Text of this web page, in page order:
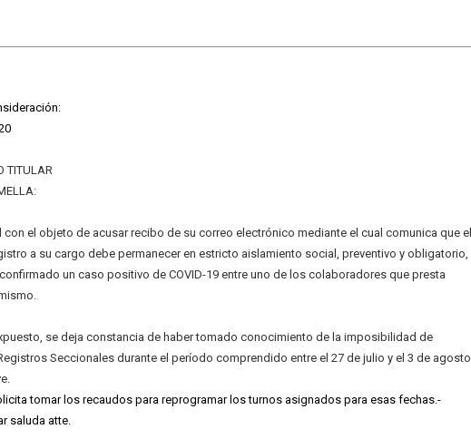
TITULAR
con el objeto de acusar recibo de su correo electrónico mediante el cual comunica que el
a su cargo debe permanecer en estricto aislamiento social, preventivo y obligatorio,
un caso positivo de COVID-19 entre uno de los colaboradores que presta
se deja constancia de haber tomado conocimiento de la imposibilidad de
Seccionales durante el período comprendido entre el 27 de julio y el 3 de agosto
tomar los recaudos para reprogramar los turnos asignados para esas fechas.-
saluda atte.